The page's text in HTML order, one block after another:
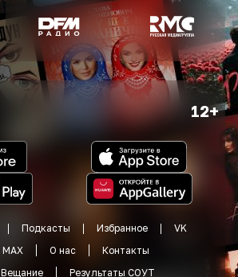
12+
Подкасты Избранное
VK
MAX О нас
Контакты
Вещание Результаты СОУТ